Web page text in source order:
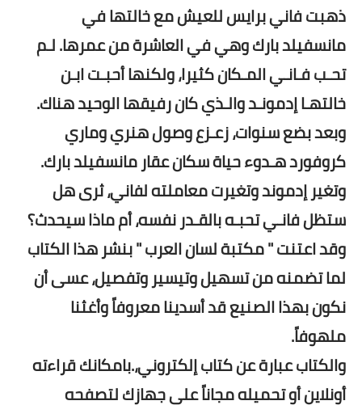
ذهبت فاني برايس للعيش مع خالتها في
مانسفيلد بارك وهي في العاشرة من عمرها. لـم
تحـب فـانـي المـكان كثيرا، ولكنها أحبـت ابـن
خالتهـا إدمونـد والـذي كان رفيقها الوحيد هناك.
وبعد بضع سنوات، زعـزع وصول هنري وماري
كروفورد هـدوء حياة سكان عقار مانسفيلد بارك.
وتغير إدموند وتغيرت معاملته لفاني، ثرى هل
ستظل فانـي تحبـه بالقـدر نفسه، أم ماذا سيحدث؟
وقد اعتنت " مكتبة لسان العرب " بنشر هذا الكتاب
لما تضمنه من تسهيل وتيسير وتفصيل، عسى أن
نكون بهذا الصنيع قد أسدينا معروفاً وأغثنا
ملهوفاً.
والكتاب عبارة عن كتاب إلكتروني،.بامكانك قراءته
أونلاين أو تحميله مجاناً على جهازك لتصفحه